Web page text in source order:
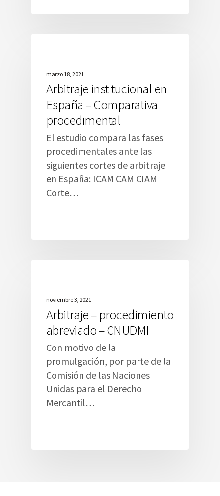
marzo 18, 2021
Arbitraje institucional en
España – Comparativa
procedimental
El estudio compara las fases
procedimentales ante las
siguientes cortes de arbitraje
en España: ICAM CAM CIAM
Corte…
noviembre 3, 2021
Arbitraje – procedimiento
abreviado – CNUDMI
Con motivo de la
promulgación, por parte de la
Comisión de las Naciones
Unidas para el Derecho
Mercantil…